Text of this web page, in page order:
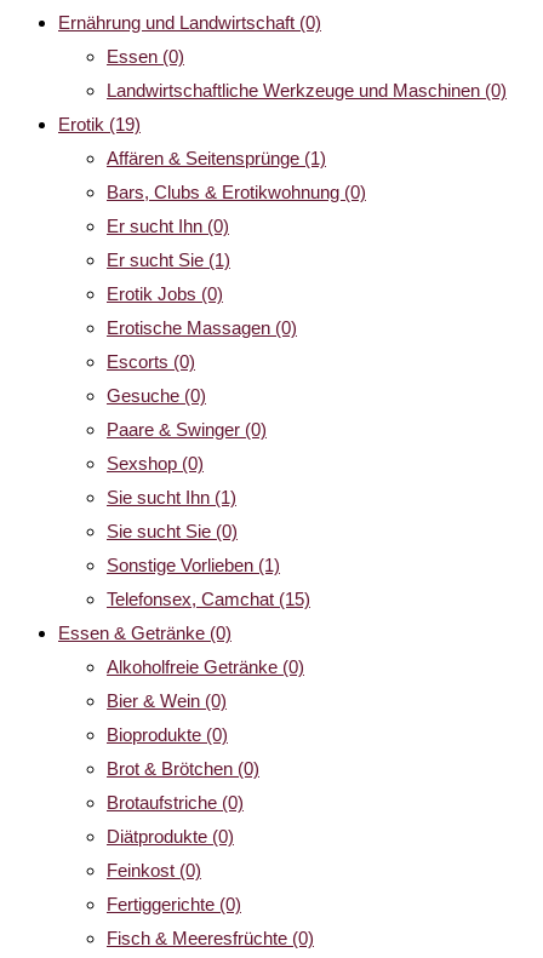
Ernährung und Landwirtschaft (0)
Essen (0)
Landwirtschaftliche Werkzeuge und Maschinen (0)
Erotik (19)
Affären & Seitensprünge (1)
Bars, Clubs & Erotikwohnung (0)
Er sucht Ihn (0)
Er sucht Sie (1)
Erotik Jobs (0)
Erotische Massagen (0)
Escorts (0)
Gesuche (0)
Paare & Swinger (0)
Sexshop (0)
Sie sucht Ihn (1)
Sie sucht Sie (0)
Sonstige Vorlieben (1)
Telefonsex, Camchat (15)
Essen & Getränke (0)
Alkoholfreie Getränke (0)
Bier & Wein (0)
Bioprodukte (0)
Brot & Brötchen (0)
Brotaufstriche (0)
Diätprodukte (0)
Feinkost (0)
Fertiggerichte (0)
Fisch & Meeresfrüchte (0)